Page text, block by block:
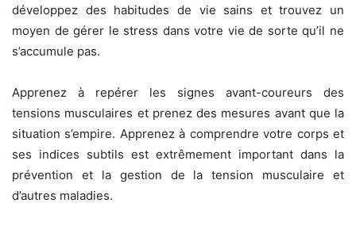
développez des habitudes de vie sains et trouvez un
moyen de gérer le stress dans votre vie de sorte qu’il ne
s’accumule pas.
Apprenez à repérer les signes avant-coureurs des
tensions musculaires et prenez des mesures avant que la
situation s’empire. Apprenez à comprendre votre corps et
ses indices subtils est extrêmement important dans la
prévention et la gestion de la tension musculaire et
d’autres maladies.